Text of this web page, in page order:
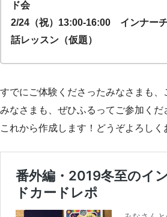
ド会
2/24（祝）13:00-16:00 インナー
話レッスン（仮題）
すでにご体験くださったみなさまも
みなさまも、ぜひふるってご参加く
これから作成します！どうぞよろしく